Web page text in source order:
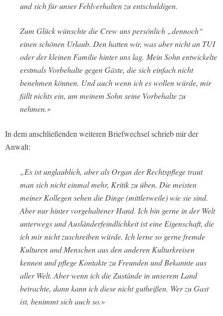
und sich für unser Fehlverhalten zu entschuldigen.
Zum Glück wünschte die Crew uns persönlich „dennoch“
einen schönen Urlaub. Den hatten wir, was aber nicht an TUI
oder der kleinen Familie hinter uns lag. Mein Sohn entwickelte
erstmals Vorbehalte gegen Gäste, die sich einfach nicht
benehmen können. Und auch wenn ich es wollen würde, mir
fällt nichts ein, um meinem Sohn seine Vorbehalte zu
nehmen.»
In dem anschließenden weiteren Briefwechsel schrieb mir der
Anwalt:
„Es ist unglaublich, aber als Organ der Rechtspflege traut
man sich nicht einmal mehr, Kritik zu üben. Die meisten
meiner Kollegen sehen die Dinge (mittlerweile) wie sie sind.
Aber nur hinter vorgehaltener Hand. Ich bin gerne in der Welt
unterwegs und Ausländerfeindlichkeit ist eine Eigenschaft, die
ich mir nicht zuschreiben würde. Ich lerne so gerne fremde
Kulturen und Menschen aus den anderen Kulturkreisen
kennen und pflege Kontakte zu Freunden und Bekannte aus
aller Welt. Aber wenn ich die Zustände in unserem Land
betrachte, dann kann ich diese nicht gutheißen. Wer zu Gast
ist, benimmt sich auch so.»